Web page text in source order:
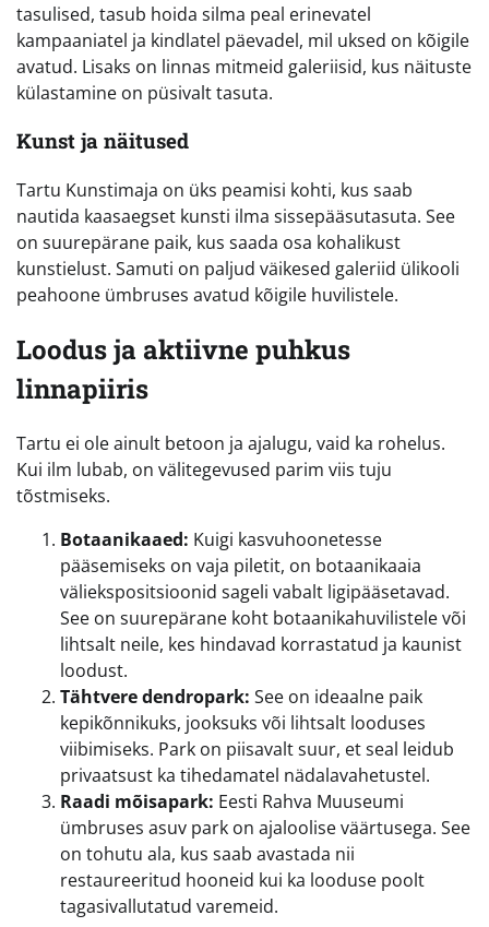
tasulised, tasub hoida silma peal erinevatel
kampaaniatel ja kindlatel päevadel, mil uksed on kõigile
avatud. Lisaks on linnas mitmeid galeriisid, kus näituste
külastamine on püsivalt tasuta.
Kunst ja näitused
Tartu Kunstimaja on üks peamisi kohti, kus saab
nautida kaasaegset kunsti ilma sissepääsutasuta. See
on suurepärane paik, kus saada osa kohalikust
kunstielust. Samuti on paljud väikesed galeriid ülikooli
peahoone ümbruses avatud kõigile huvilistele.
Loodus ja aktiivne puhkus
linnapiiris
Tartu ei ole ainult betoon ja ajalugu, vaid ka rohelus.
Kui ilm lubab, on välitegevused parim viis tuju
tõstmiseks.
Botaanikaaed: Kuigi kasvuhoonetesse
pääsemiseks on vaja piletit, on botaanikaaia
väliekspositsioonid sageli vabalt ligipääsetavad.
See on suurepärane koht botaanikahuvilistele või
lihtsalt neile, kes hindavad korrastatud ja kaunist
loodust.
Tähtvere dendropark: See on ideaalne paik
kepikõnnikuks, jooksuks või lihtsalt looduses
viibimiseks. Park on piisavalt suur, et seal leidub
privaatsust ka tihedamatel nädalavahetustel.
Raadi mõisapark: Eesti Rahva Muuseumi
ümbruses asuv park on ajaloolise väärtusega. See
on tohutu ala, kus saab avastada nii
restaureeritud hooneid kui ka looduse poolt
tagasivallutatud varemeid.